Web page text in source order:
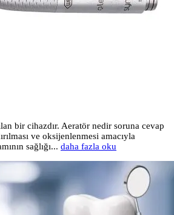
bir cihazdır. Aeratör nedir soruna cevap
ve oksijenlenmesi amacıyla
sağlığı... daha fazla oku